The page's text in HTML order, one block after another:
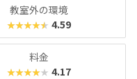
教室外の環境
★★★★★ 4.59
料金
★★★★★ 4.17